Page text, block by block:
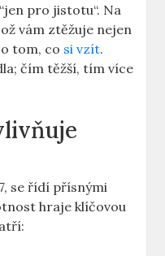
pro jistotu“. ⁢Na​
vám ztěžuje nejen
tom, co si vzít.
čím⁤ těžší,‍ tím‍ více
se řídí přísnými
hraje klíčovou